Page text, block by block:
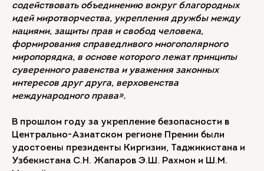
содействовать объединению вокруг благородных
идей миротворчества, укрепления дружбы между
нациями, защиты прав и свобод человека,
формирования справедливого многополярного
миропорядка, в основе которого лежат принципы
суверенного равенства и уважения законных
интересов друг друга, верховенства
международного права».
В прошлом году за укрепление безопасности в
Центрально-Азиатском регионе Премии были
удостоены президенты Киргизии, Таджикистана и
Узбекистана С.Н. Жапаров Э.Ш. Рахмон и Ш.М.